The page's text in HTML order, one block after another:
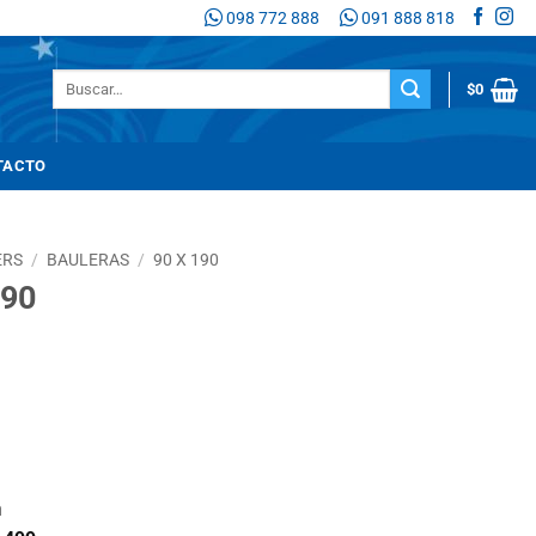
098 772 888 091 888 818
$0
/ BAULERAS / 90 X 190